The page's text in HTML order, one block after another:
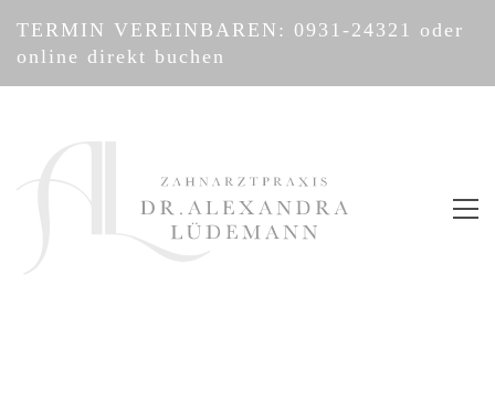
TERMIN VEREINBAREN: 0931-24321 oder
online direkt buchen